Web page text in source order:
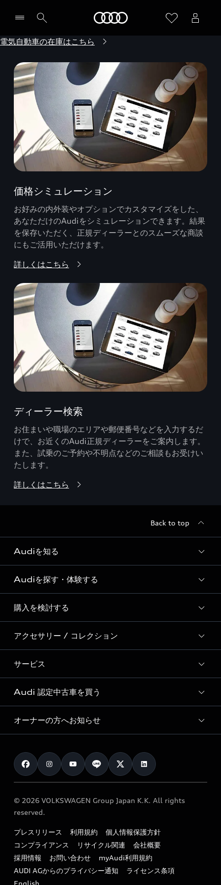
電気自動車の在庫はこちら
価格シミュレーション
お好みの内外装やオプションでカスタマイズをした、
あなただけのAudiをシミュレーションできます。結果
を保存いただく、正規ディーラーとのスムーズな商談
にもご活用いただけます。
詳しくはこちら
ディーラー検索
お住まいや職場のエリアや郵便番号などを入力するだ
けで、お近くのAudi正規ディーラーをご案内します。
また、試乗のご予約や不明点などのご相談もお受けい
たします。
詳しくはこちら
Back to top
Audiを知る
Audi ブランド
Story of Progress
Audi Sport
Formula 1®
デジタルサービス
Audiを探す・体験する
ディーラー検索
新車在庫検索
試乗車・展示車検索
見積り依頼
試乗予約
購入を検討する
モデル一覧
特別仕様モデル / 限定モデル
e-tronラインアップ
価格シミュレーション
車両比較
カタログ一覧
アクセサリー / コレクション
純正アクセサリー
オンラインショップ
Audi collection
アウディナビアプリ
サービス
サービス入庫予約
サービスプログラム
メンテナンス
車検 / 定期点検
e-tronアフターサポート
myAudi
Audi 認定中古車を買う
Audi認定中古車
クオリティ
保証
メンテナンス
ファイナンス
キャンペーン / イベント
買取査定
オーナーの方へお知らせ
お知らせ
オーナー様向けキャンペーン
特定整備適用車一覧
リサイクル法
よくある質問（FAQ）
© 2026 VOLKSWAGEN Group Japan K.K. All rights
reserved.
プレスリリース 利用規約
個人情報保護方針
コンプライアンス
リサイクル関連
会社概要
採用情報
お問い合わせ
myAudi利用規約
AUDI AGからのプライバシー通知
ライセンス条項
English